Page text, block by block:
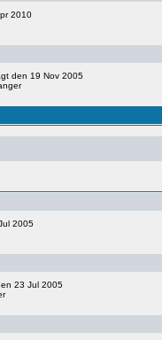
2010
den 19 Nov 2005
2005
23 Jul 2005